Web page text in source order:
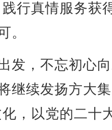
行真情服务获
。
，不忘初心
继续发扬方大
，以党的二十